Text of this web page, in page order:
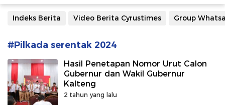
Indeks Berita Video Berita Cyrustimes Group
#Pilkada serentak 2024
Hasil Penetapan Nomor Urut Calon
Gubernur dan Wakil Gubernur
Kalteng
2 tahun yang lalu